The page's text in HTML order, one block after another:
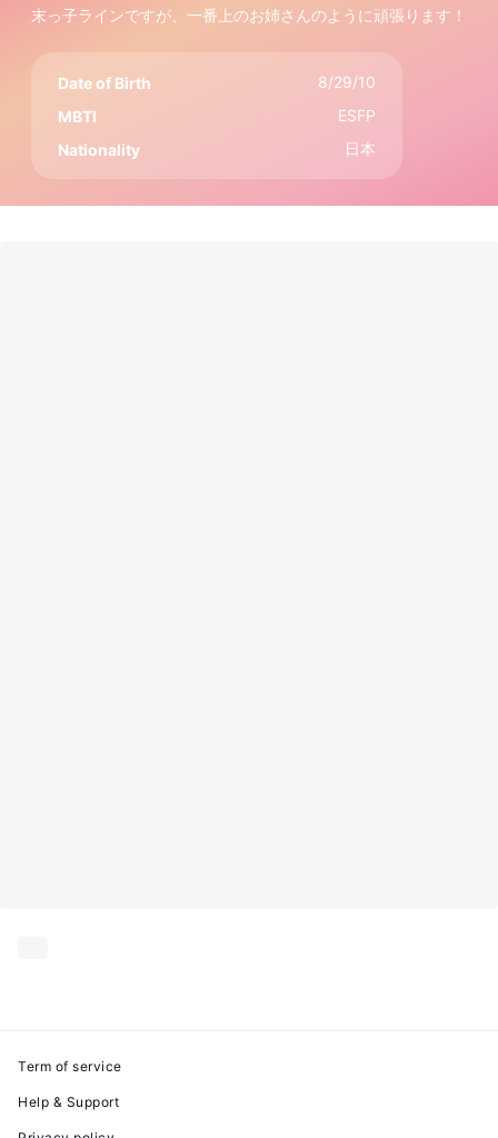
末っ子ラインですが、一番上のお姉さんのように頑張ります！
Date of Birth
8/29/10
MBTI
ESFP
Nationality
日本
Term of service
Help & Support